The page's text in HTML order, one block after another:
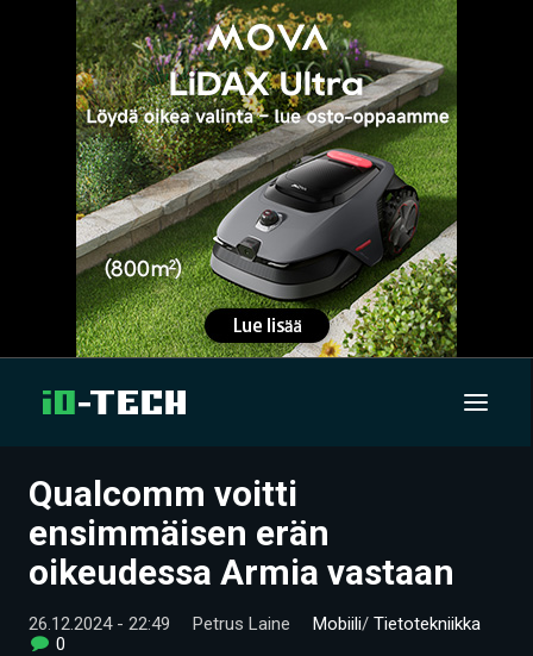
UUTISET
ARTIKKELIT
VIDEOT
Qualcomm voitti
ensimmäisen erän
oikeudessa Armia vastaan
26.12.2024 - 22:49 Petrus Laine Mobiili/ Tietotekniikka
0